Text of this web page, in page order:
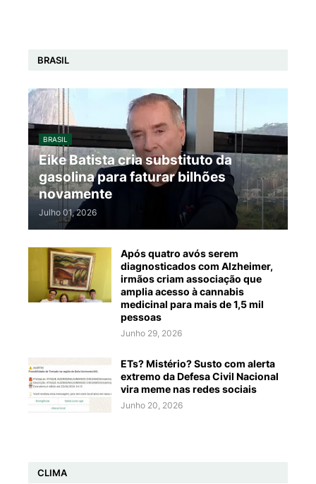
BRASIL
BRASIL
Eike Batista cria substituto da
gasolina para faturar bilhões
novamente
Julho 01, 2026
Após quatro avós serem
diagnosticados com Alzheimer,
irmãos criam associação que
amplia acesso à cannabis
medicinal para mais de 1,5 mil
pessoas
Junho 29, 2026
ETs? Mistério? Susto com alerta
extremo da Defesa Civil Nacional
vira meme nas redes sociais
Junho 20, 2026
CLIMA